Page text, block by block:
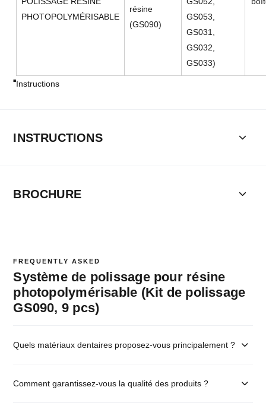
PHOTOPOLYMÉRISABLE
résine
(GS090)
GS053,
GS031,
GS032,
GS033)
Instructions
INSTRUCTIONS
BROCHURE
FREQUENTLY ASKED
Système de polissage pour résine
photopolymérisable (Kit de polissage
GS090, 9 pcs)
Quels matériaux dentaires proposez-vous principalement ?
Comment garantissez-vous la qualité des produits ?